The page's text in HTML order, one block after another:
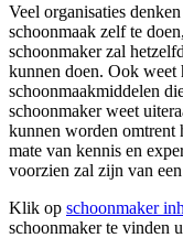
Veel organisaties
schoonmaak zelf te
schoonmaker zal
kunnen doen. Ook weet
schoonmaakmiddelen
schoonmaker weet
kunnen worden omtrent
mate van kennis en
voorzien zal zijn van
Klik op schoonmaker
schoonmaker te vinden